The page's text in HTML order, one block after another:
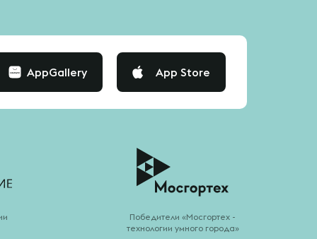
AppGallery App Store
Победители «Мосгортех -
технологии умного города»